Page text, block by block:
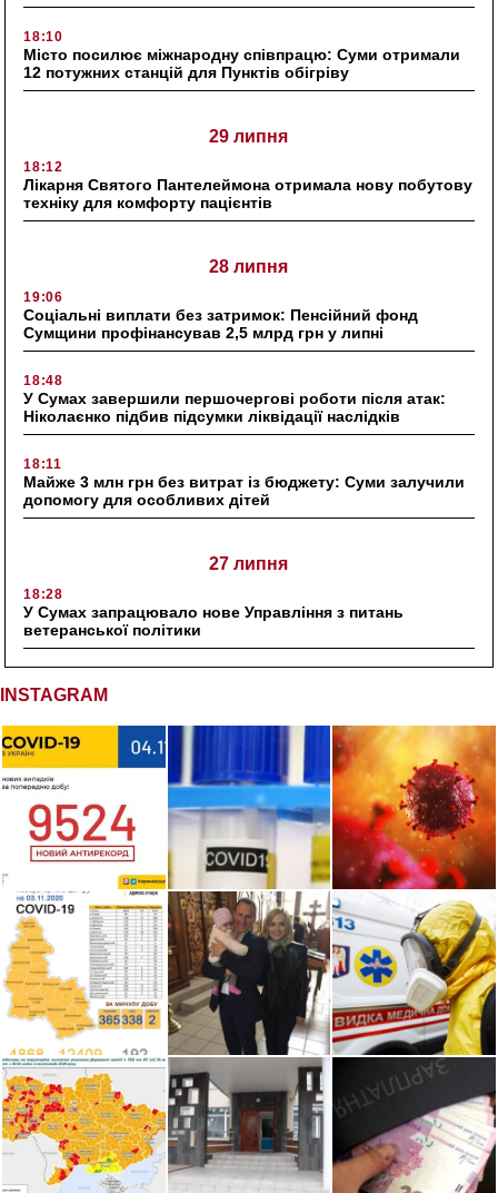
18:10
Місто посилює міжнародну співпрацю: Суми отримали
12 потужних станцій для Пунктів обігріву
29 липня
18:12
Лікарня Святого Пантелеймона отримала нову побутову
техніку для комфорту пацієнтів
28 липня
19:06
Соціальні виплати без затримок: Пенсійний фонд
Сумщини профінансував 2,5 млрд грн у липні
18:48
У Сумах завершили першочергові роботи після атак:
Ніколаєнко підбив підсумки ліквідації наслідків
18:11
Майже 3 млн грн без витрат із бюджету: Суми залучили
допомогу для особливих дітей
27 липня
18:28
У Сумах запрацювало нове Управління з питань
ветеранської політики
INSTAGRAM